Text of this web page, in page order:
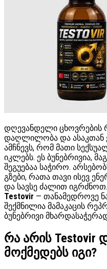
დღევანდელი ცხოვრების
დაღლილობა და ასაკთან
ამჩნევს, რომ მათი
იკლებს. ეს ბუნებრივია,
შეგუებაა საჭირო.
გზები, რათა თავი ისევ
და სავსე ძალით
Testovir — თანამედროვე
შექმნილია მამაკაცის
ბუნებრივი
რა არის
მოქმედებს იგი?